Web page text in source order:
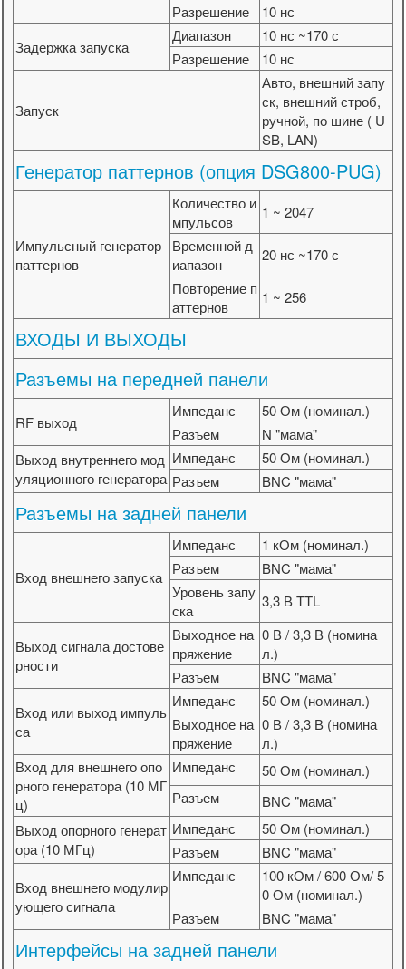
Разрешение
10 нс
Задержка запуска
Диапазон
10 нс ~170 с
Разрешение
10 нс
Запуск
Авто, внешний запу
ск, внешний строб,
ручной, по шине ( U
SB, LAN)
Генератор паттернов (опция DSG800-PUG)
Импульсный генератор
паттернов
Количество и
мпульсов
1 ~ 2047
Временной д
иапазон
20 нс ~170 с
Повторение п
аттернов
1 ~ 256
ВХОДЫ И ВЫХОДЫ
Разъемы на передней панели
RF выход
Импеданс
50 Ом (номинал.)
Разъем
N "мама"
Выход внутреннего мод
уляционного генератора
Импеданс
50 Ом (номинал.)
Разъем
BNC "мама"
Разъемы на задней панели
Вход внешнего запуска
Импеданс
1 кОм (номинал.)
Разъем
BNC "мама"
Уровень запу
ска
3,3 В TTL
Выход сигнала достове
рности
Выходное на
пряжение
0 В / 3,3 В (номина
л.)
Разъем
BNC "мама"
Вход или выход импуль
са
Импеданс
50 Ом (номинал.)
Выходное на
пряжение
0 В / 3,3 В (номина
л.)
Вход для внешнего опо
рного генератора (10 МГ
ц)
Импеданс
50 Ом (номинал.)
Разъем
BNC "мама"
Выход опорного генерат
ора (10 МГц)
Импеданс
50 Ом (номинал.)
Разъем
BNC "мама"
Вход внешнего модулир
ующего сигнала
Импеданс
100 кОм / 600 Ом/ 5
0 Ом (номинал.)
Разъем
BNC "мама"
Интерфейсы на задней панели